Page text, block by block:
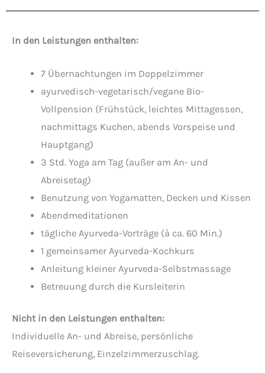
In den Leistungen enthalten:
7 Übernachtungen im Doppelzimmer
ayurvedisch-vegetarisch/vegane Bio-
Vollpension (Frühstück, leichtes Mittagessen,
nachmittags Kuchen, abends Vorspeise und
Hauptgang)
3 Std. Yoga am Tag (außer am An- und
Abreisetag)
Benutzung von Yogamatten, Decken und Kissen
Abendmeditationen
tägliche Ayurveda-Vorträge (à ca. 60 Min.)
1 gemeinsamer Ayurveda-Kochkurs
Anleitung kleiner Ayurveda-Selbstmassage
Betreuung durch die Kursleiterin
Nicht in den Leistungen enthalten:
Individuelle An- und Abreise, persönliche
Reiseversicherung, Einzelzimmerzuschlag.